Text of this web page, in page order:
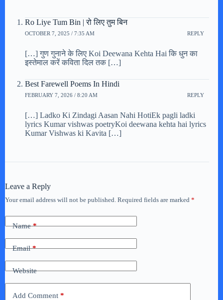
Ro Liye Tum Bin | रो लिए तुम बिन
OCTOBER 7, 2025 / 7:35 AM REPLY
[…] गुण गुनाने के लिए Koi Deewana Kehta Hai कि धुन का
इस्तेमाल करें कविता दिल तक […]
Best Farewell Poems In Hindi
FEBRUARY 7, 2026 / 8:20 AM REPLY
[…] Ladko Ki Zindagi Aasan Nahi HotiEk pagli ladki
lyrics Kumar vishwas poetryKoi deewana kehta hai lyrics
Kumar Vishwas ki Kavita […]
Leave a Reply
Your email address will not be published. Required fields are marked *
Name*
Email*
Website
Add Comment *